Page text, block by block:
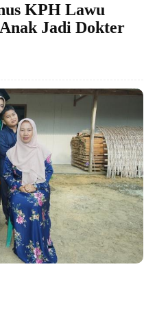
KPH Lawu
Jadi Dokter